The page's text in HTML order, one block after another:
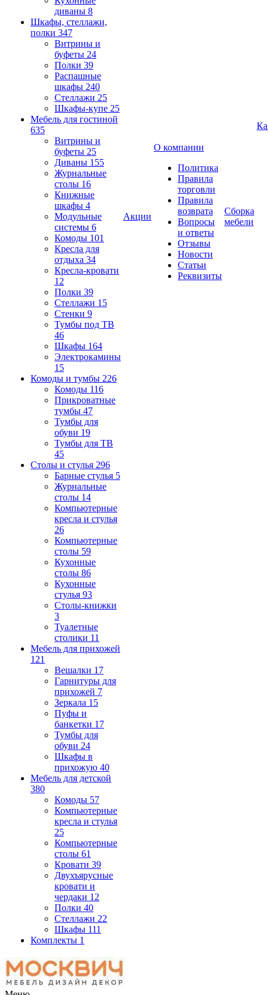
диваны 8
Шкафы, стеллажи,
полки 347
Витрины и
буфеты 24
Полки 39
Распашные
шкафы 240
Стеллажи 25
Шкафы-купе 25
Мебель для гостиной
635
Витрины и
буфеты 25
Диваны 155
Журнальные
столы 16
Книжные
шкафы 4
Модульные
системы 6
Комоды 101
Кресла для
отдыха 34
Кресла-кровати
12
Полки 39
Стеллажи 15
Стенки 9
Тумбы под ТВ
46
Шкафы 164
Электрокамины
15
Комоды и тумбы 226
Комоды 116
Прикроватные
тумбы 47
Тумбы для
обуви 19
Тумбы для ТВ
45
Столы и стулья 296
Барные стулья 5
Журнальные
столы 14
Компьютерные
кресла и стулья
26
Компьютерные
столы 59
Кухонные
столы 86
Кухонные
стулья 93
Столы-книжки
3
Туалетные
столики 11
Мебель для прихожей
121
Вешалки 17
Гарнитуры для
прихожей 7
Зеркала 15
Пуфы и
банкетки 17
Тумбы для
обуви 24
Шкафы в
прихожую 40
Мебель для детской
380
Комоды 57
Компьютерные
кресла и стулья
25
Компьютерные
столы 61
Кровати 39
Двухъярусные
кровати и
чердаки 12
Полки 40
Стеллажи 22
Шкафы 111
Комплекты 1
Акции
О компании
Политика
Правила
торговли
Правила
возврата
Вопросы
и ответы
Отзывы
Новости
Статьи
Реквизиты
Сборка
мебели